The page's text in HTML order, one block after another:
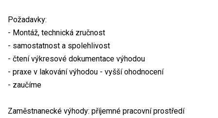
Požadavky:
- Montáž, technická zručnost
- samostatnost a spolehlivost
- čtení výkresové dokumentace výhodou
- praxe v lakování výhodou - vyšší ohodnocení
- zaučíme
Zaměstnanecké výhody: příjemné pracovní prostředí